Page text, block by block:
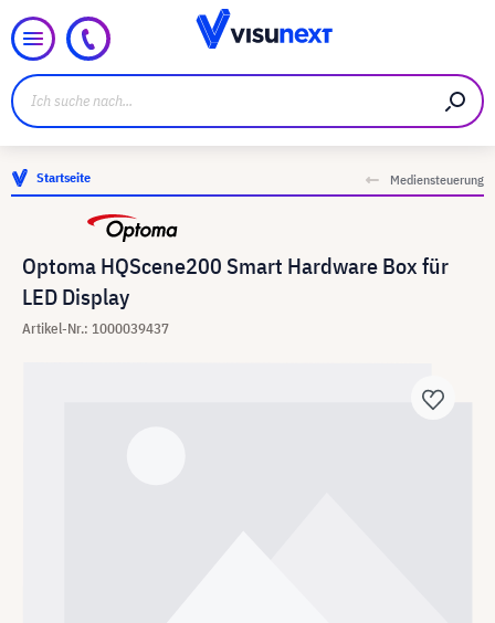
Startseite Mediensteuerung
Optoma HQScene200 Smart Hardware Box für
LED Display
Artikel-Nr.: 1000039437